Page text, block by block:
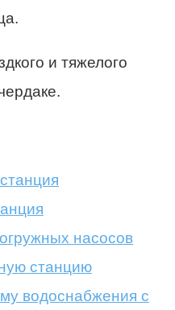
и тяжелого
насосов
станцию
водоснабжения с